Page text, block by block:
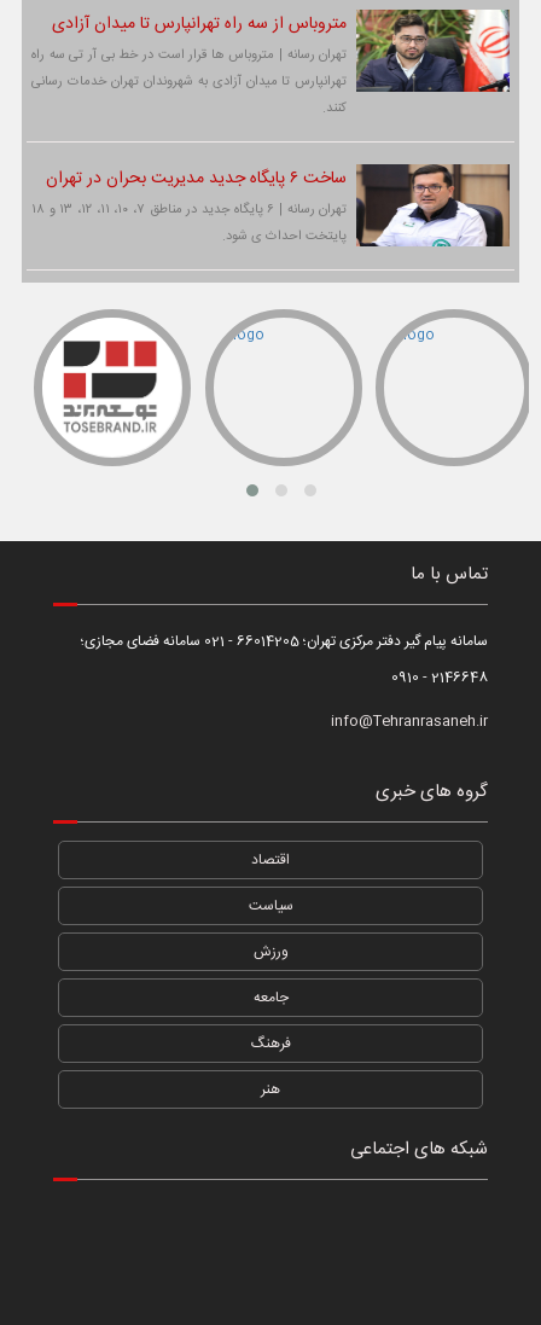
متروباس از سه راه تهرانپارس تا میدان آزادی
تهران رسانه | متروباس ها قرار است در خط بی آر تی سه راه
تهرانپارس تا میدان آزادی به شهروندان تهران خدمات رسانی
کنند.
ساخت ۶ پایگاه جدید مدیریت بحران در تهران
تهران رسانه | ۶ پایگاه جدید در مناطق ۷، ۱۰، ۱۱، ۱۲، ۱۳ و ۱۸
پایتخت احداث ی شود.
تماس با ما
سامانه پیام گیر دفتر مرکزی تهران؛ 66014205 - 021 سامانه فضای مجازی؛
2146648 - 0910
info@Tehranrasaneh.ir
گروه های خبری
اقتصاد
سیاست
ورزش
جامعه
فرهنگ
هنر
شبکه های اجتماعی